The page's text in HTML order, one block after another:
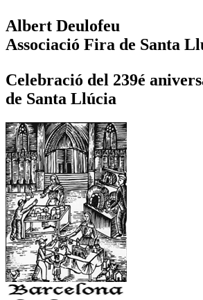
Albert Deulofeu
Associació Fira de Santa
Celebració del 239é
de Santa Llúcia